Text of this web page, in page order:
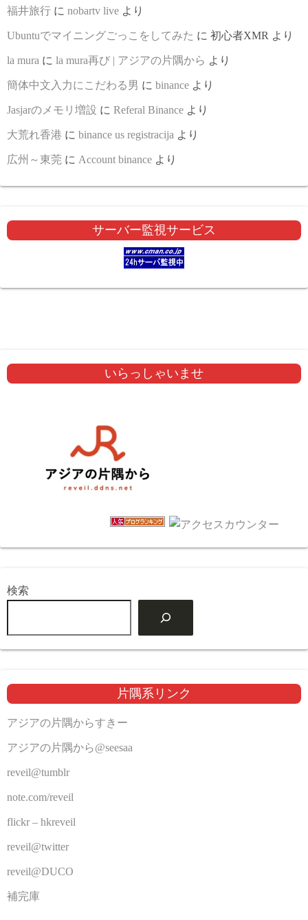
福井旅行 に nobartv live より
Ubuntuでマイニングごっこをしてみた に 初心者XMR より
la mura に la mura再び | アジアの片隅から より
簡体中文入力にこだわる男 に binance より
Jasjarのメモリ増設 に Referal Binance より
大荒れ香港 に binance us registracija より
広州～東莞 に Account binance より
サーバー監視サービス
いらっしゃいませ
検索
片隅系リンク
アジアの片隅からすきー
アジアの片隅から@seesaa
reveil@tumblr
note.com/reveil
flickr – hkreveil
reveil@twitter
reveil@DUCO
補完庫